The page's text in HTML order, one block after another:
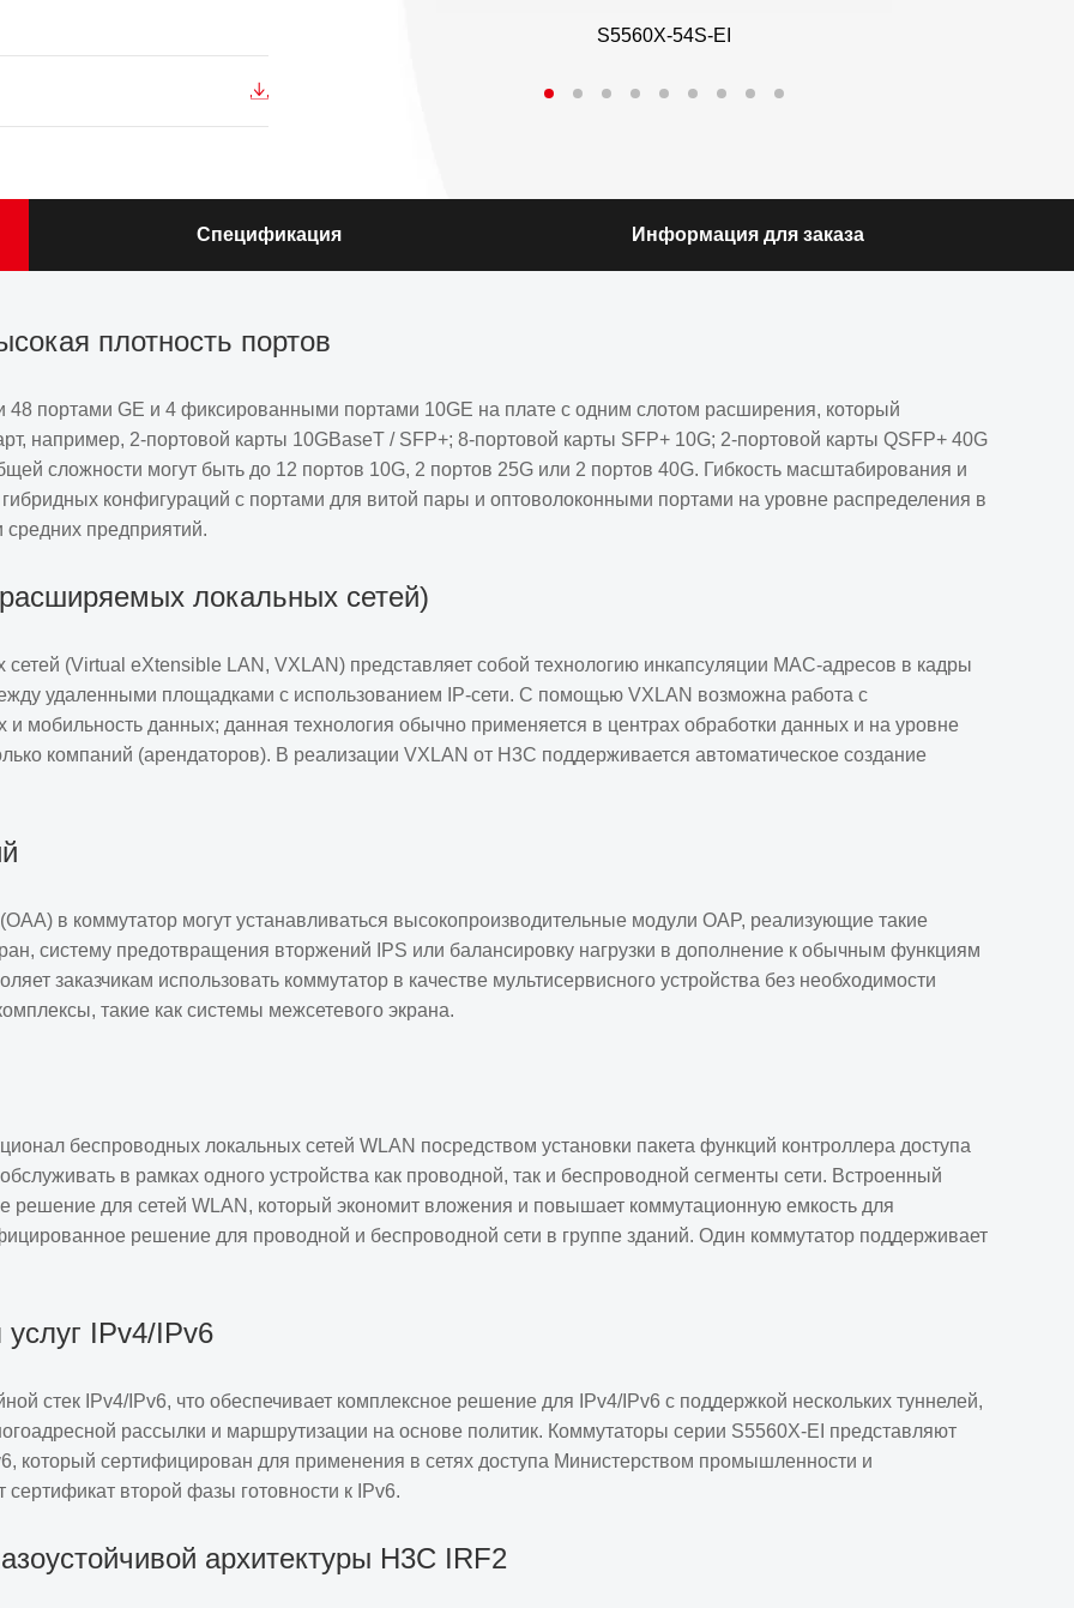
S5560X-54S-EI
блоками питания и
предоставляемые
сети VxLAN, IRF
T или портов SFP 10G с
интерфейсных карт,
сетей данный коммутатор
для подключения рабочих
ядра в сетях малых
гигабитные
8 совмещенных
питания.
×порта SFP+ 10G/1G BASE-
модулей и 2 слота для
интерфейсов), 4
и 2 слота для блоков
T, 4 порта SFP+ 10G/1G
Спецификация Информация для заказа
плотность портов
портами GE и 4 фиксированными портами 10GE на плате с одним слотом расширения, который
например, 2-портовой карты 10GBaseT / SFP+; 8-портовой карты SFP+ 10G; 2-портовой карты QSFP+ 40G
сложности могут быть до 12 портов 10G, 2 портов 25G или 2 портов 40G. Гибкость масштабирования и
конфигураций с портами для витой пары и оптоволоконными портами на уровне распределения в
средних предприятий.
локальных сетей)
(Virtual eXtensible LAN, VXLAN) представляет собой технологию инкапсуляции MAC-адресов в кадры
удаленными площадками с использованием IP-сети. С помощью VXLAN возможна работа с
мобильность данных; данная технология обычно применяется в центрах обработки данных и на уровне
компаний (арендаторов). В реализации VXLAN от H3C поддерживается автоматическое создание
в коммутатор могут устанавливаться высокопроизводительные модули OAP, реализующие такие
систему предотвращения вторжений IPS или балансировку нагрузки в дополнение к обычным функциям
заказчикам использовать коммутатор в качестве мультисервисного устройства без необходимости
такие как системы межсетевого экрана.
беспроводных локальных сетей WLAN посредством установки пакета функций контроллера доступа
в рамках одного устройства как проводной, так и беспроводной сегменты сети. Встроенный
решение для сетей WLAN, который экономит вложения и повышает коммутационную емкость для
решение для проводной и беспроводной сети в группе зданий. Один коммутатор поддерживает
IPv4/IPv6
стек IPv4/IPv6, что обеспечивает комплексное решение для IPv4/IPv6 с поддержкой нескольких туннелей,
рассылки и маршрутизации на основе политик. Коммутаторы серии S5560X-EI представляют
который сертифицирован для применения в сетях доступа Министерством промышленности и
второй фазы готовности к IPv6.
архитектуры H3C IRF2